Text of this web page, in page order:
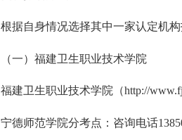
根据自身情况选择其中一家认定机构
（一）福建卫生职业技术学院
福建卫生职业技术学院（http://
宁德师范学院分考点：咨询电话